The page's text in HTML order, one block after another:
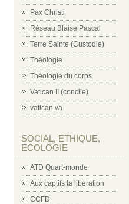
Pax Christi
Réseau Blaise Pascal
Terre Sainte (Custodie)
Théologie
Théologie du corps
Vatican II (concile)
vatican.va
SOCIAL, ETHIQUE,
ECOLOGIE
ATD Quart-monde
Aux captifs la libération
CCFD